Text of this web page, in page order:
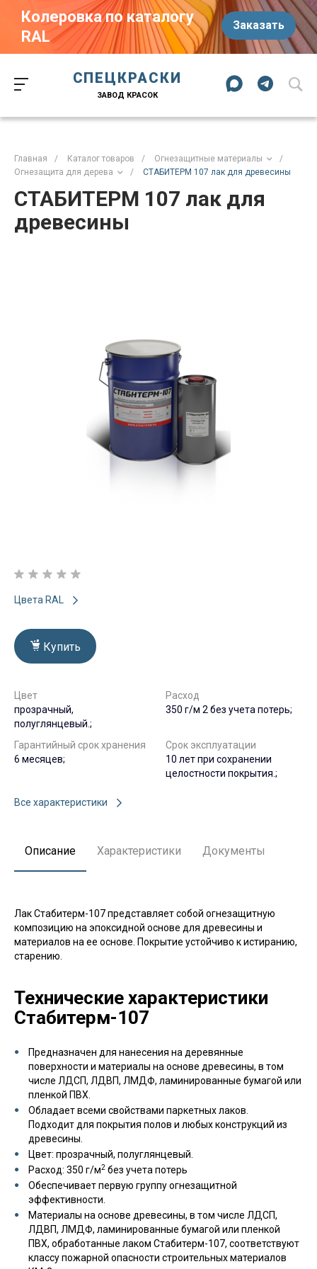
Колеровка по каталогу
RAL
Заказать
ул. Труда, д. 187 к.2
Челябинск
Челябинская область
СПЕЦКРАСКИ
ЗАВОД КРАСОК
Главная / Каталог товаров / Огнезащитные материалы
/
Огнезащита для дерева
/ СТАБИТЕРМ 107 лак для древесины
СТАБИТЕРМ 107 лак для
древесины
Цвета RAL
Купить
Цвет
прозрачный,
полуглянцевый.;
Расход
350 г/м 2 без учета потерь;
Гарантийный срок хранения
6 месяцев;
Срок эксплуатации
10 лет при сохранении
целостности покрытия.;
Все характеристики
Описание Характеристики Документы
Лак Стабитерм-107 представляет собой огнезащитную
композицию на эпоксидной основе для древесины и
материалов на ее основе. Покрытие устойчиво к истиранию,
старению.
Технические характеристики
Стабитерм-107
Предназначен для нанесения на деревянные
поверхности и материалы на основе древесины, в том
числе ЛДСП, ЛДВП, ЛМДФ, ламинированные бумагой или
пленкой ПВХ.
Обладает всеми свойствами паркетных лаков.
Подходит для покрытия полов и любых конструкций из
древесины.
Цвет: прозрачный, полуглянцевый.
Расход: 350 г/м2 без учета потерь
Обеспечивает первую группу огнезащитной
эффективности.
Материалы на основе древесины, в том числе ЛДСП,
ЛДВП, ЛМДФ, ламинированные бумагой или пленкой
ПВХ, обработанные лаком Стабитерм-107, соответствуют
классу пожарной опасности строительных материалов